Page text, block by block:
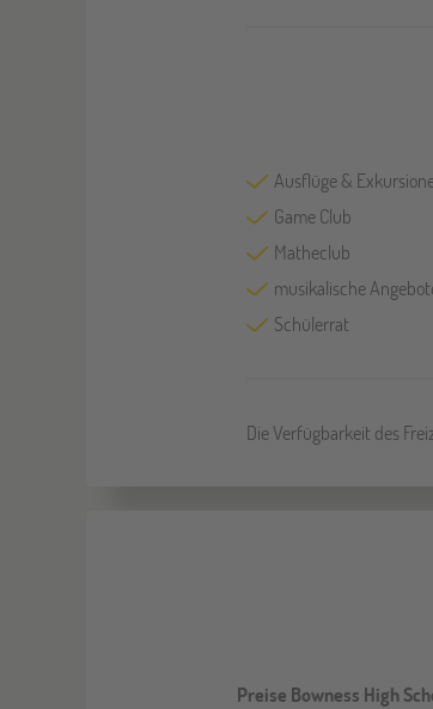
Ausflüge &
Game Club
Matheclub
musikalische
Schülerrat
Die Verfügbarkeit des
Preise Bowness High